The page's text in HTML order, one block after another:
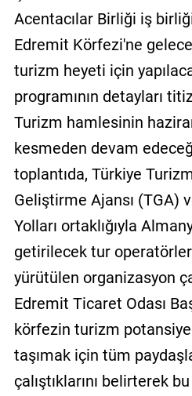
Acentacılar Birliği iş
Edremit Körfezi'ne
turizm heyeti için
programının detayları
Turizm hamlesinin
kesmeden devam
toplantıda, Türkiye
Geliştirme Ajansı (TGA)
Yolları ortaklığıyla
getirilecek tur
yürütülen organizasyon
Edremit Ticaret Odası
körfezin turizm
taşımak için tüm
çalıştıklarını belirterek